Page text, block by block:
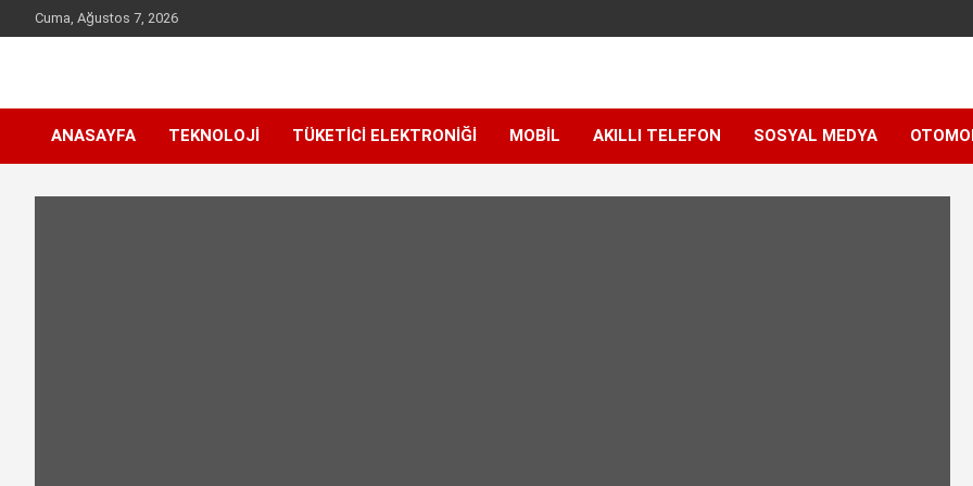
to
Cuma, Ağustos 7, 2026
incelet.com
ANASAYFA TEKNOLOJI TÜKETICI ELEKTRONIĞI MOBIL AKILLI TELEFON SOSYAL MEDYA